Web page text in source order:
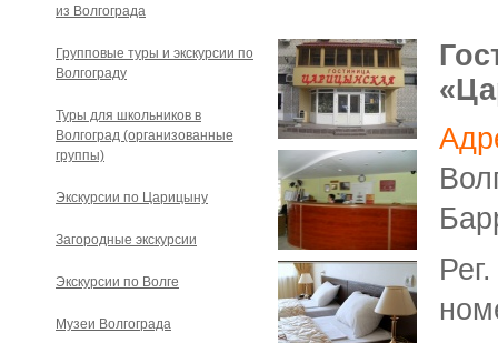
Рег.
из Волгограда
Групповые туры и экскурсии по
Волгограду
Туры для школьников в
Волгоград (организованные
группы)
Экскурсии по Царицыну
Загородные экскурсии
Экскурсии по Волге
Музеи Волгограда